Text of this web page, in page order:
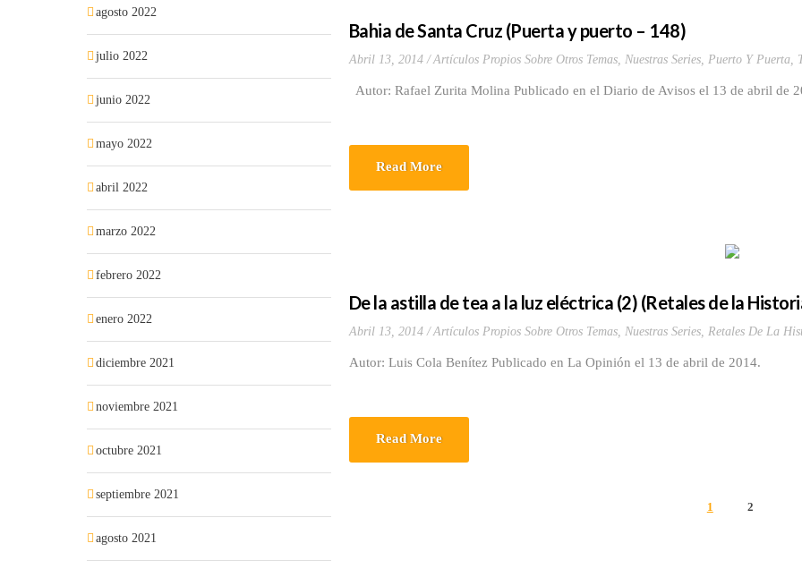
Bahia de Santa Cruz (Puerta y puerto – 148)
Abril 13, 2014 Artículos Propios Sobre Otros Temas, Nuestras Series, Puerto Y Puerta,
Autor: Rafael Zurita Molina Publicado en el Diario de Avisos el 13 de abril de
Read More
De la astilla de tea a la luz eléctrica (2) (Retales de la
Abril 13, 2014 Artículos Propios Sobre Otros Temas, Nuestras Series, Retales De La
Autor: Luis Cola Benítez Publicado en La Opinión el 13 de abril de 2014.
Read More
1 2
agosto 2022
julio 2022
junio 2022
mayo 2022
abril 2022
marzo 2022
febrero 2022
enero 2022
diciembre 2021
noviembre 2021
octubre 2021
septiembre 2021
agosto 2021